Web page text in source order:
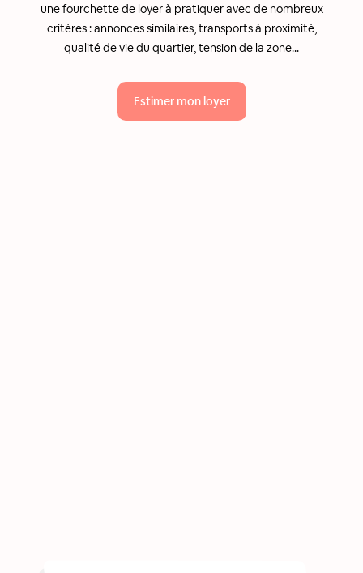
une fourchette de loyer à pratiquer avec de nombreux
critères : annonces similaires, transports à proximité,
qualité de vie du quartier, tension de la zone...
Estimer mon loyer